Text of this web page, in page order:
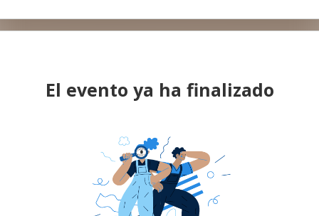
El evento ya ha finalizado